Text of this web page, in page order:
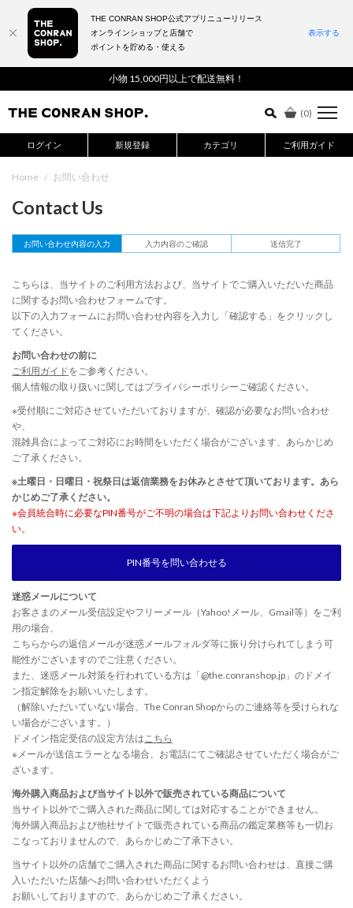
小物 15,000円以上で配送無料！
(0)
ログイン 新規登録 カテゴリ ご利用ガイド
詳細検索はこちら
Home / お問い合わせ
Contact Us
お問い合わせ内容の入力 入力内容のご確認 送信完了
こちらは、当サイトのご利用方法および、当サイトでご購入いただいた商品
に関するお問い合わせフォームです。
以下の入力フォームにお問い合わせ内容を入力し「確認する」をクリックし
てください。
お問い合わせの前に
ご利用ガイドをご参考ください。
個人情報の取り扱いに関してはプライバシーポリシーご確認ください。
※受付順にご対応させていただいておりますが、確認が必要なお問い合わせ
や、
混雑具合によってご対応にお時間をいただく場合がございます、あらかじめ
ご了承ください。
※土曜日・日曜日・祝祭日は返信業務をお休みとさせて頂いております。あら
かじめご了承ください。
※会員統合時に必要なPIN番号がご不明の場合は下記よりお問い合わせくださ
い。
PIN番号を問い合わせる
迷惑メールについて
お客さまのメール受信設定やフリーメール（Yahoo!メール、Gmail等）をご利
用の場合、
こちらからの返信メールが迷惑メールフォルダ等に振り分けられてしまう可
能性がございますのでご注意ください。
また、迷惑メール対策を行われている方は「@the.conranshop.jp」のドメイ
ン指定解除をお願いいたします。
（解除いただいていない場合、The Conran Shopからのご連絡等を受けられな
い場合がございます。）
ドメイン指定受信の設定方法はこちら
※メールが送信エラーとなる場合、お電話にてご確認させていただく場合がご
ざいます。
海外購入商品および当サイト以外で販売されている商品について
当サイト以外でご購入された商品に関しては対応することができません。
海外購入商品および他社サイトで販売されている商品の鑑定業務等も一切お
こなっておりませんので、あらかじめご了承下さい。
当サイト以外の店舗でご購入された商品に関するお問い合わせは、直接ご購
入いただいた店舗へお問い合わせいただくよう
お願いしておりますので、あらかじめご了承ください。
THE CONRAN SHOP公式アプリニューリリース
オンラインショップと店舗で
ポイントを貯める・使える
表示する